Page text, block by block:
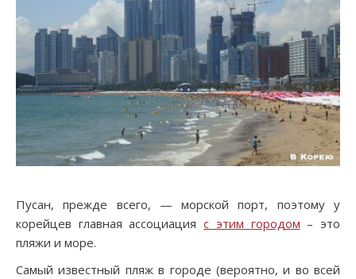
Пусан, прежде всего, — морской порт, поэтому у
корейцев главная ассоциацияс этим городом – это
пляжи и море.
Самый известный пляж в городе (вероятно, и во всей